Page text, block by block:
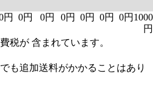
円 0円 0円 0円 0円 0円 0円 1000
円
税が 含まれています。
も追加送料がかかることはあり